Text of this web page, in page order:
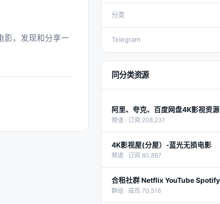
分类
Telegram
同分类资源
阿里、夸克、百度网盘4K影视资源
频道 · 订阅 208,231
4K影视屋(分屋）-蓝光无损电影
频道 · 订阅 80,887
群组 · 成员 70,516